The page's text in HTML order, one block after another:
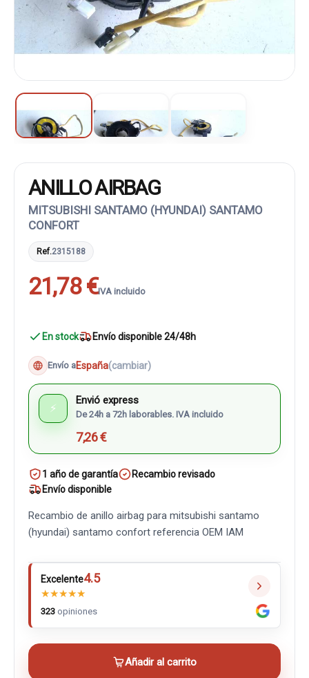
ANILLO AIRBAG
MITSUBISHI SANTAMO (HYUNDAI) SANTAMO
CONFORT
Ref.2315188
21,78 €IVA incluido
En stock Envío disponible 24/48h
Envío aEspaña(cambiar)
⚡
Envió express
De 24h a 72h laborables. IVA incluido
7,26 €
1 año de garantía
Recambio revisado
Envío disponible
Recambio de anillo airbag para mitsubishi santamo
(hyundai) santamo confort referencia OEM IAM
Excelente4.5
★★★★★
323 opiniones
Añadir al carrito